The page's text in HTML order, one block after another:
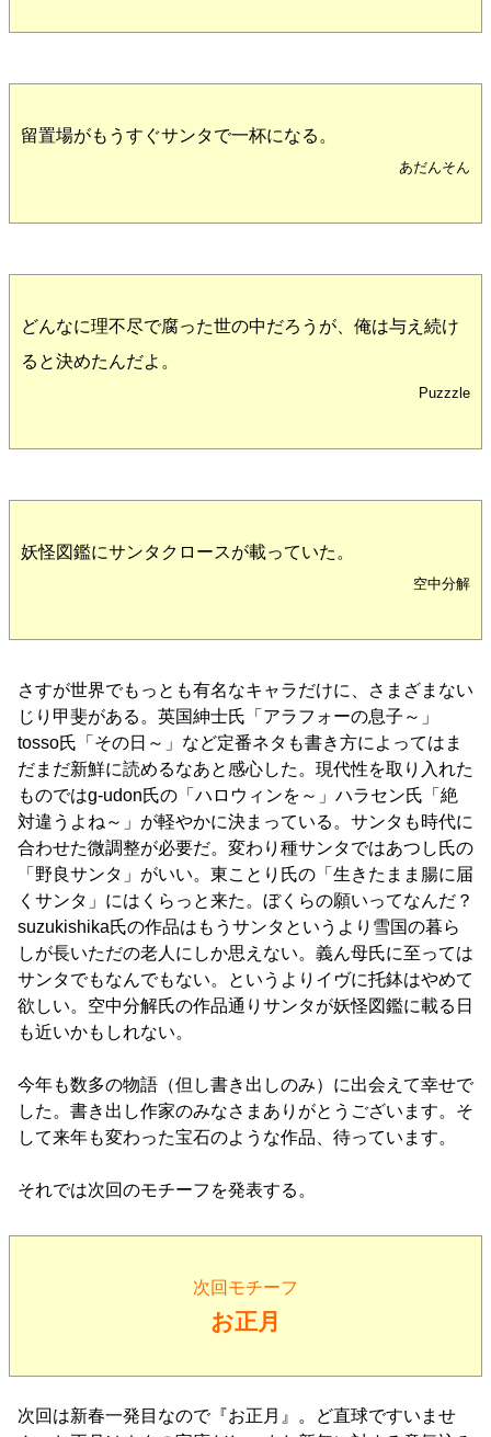
留置場がもうすぐサンタで一杯になる。
あだんそん
どんなに理不尽で腐った世の中だろうが、俺は与え続け
ると決めたんだよ。
Puzzzle
妖怪図鑑にサンタクロースが載っていた。
空中分解
さすが世界でもっとも有名なキャラだけに、さまざまない
じり甲斐がある。英国紳士氏「アラフォーの息子～」
tosso氏「その日～」など定番ネタも書き方によってはま
だまだ新鮮に読めるなあと感心した。現代性を取り入れた
ものではg-udon氏の「ハロウィンを～」ハラセン氏「絶
対違うよね～」が軽やかに決まっている。サンタも時代に
合わせた微調整が必要だ。変わり種サンタではあつし氏の
「野良サンタ」がいい。東ことり氏の「生きたまま腸に届
くサンタ」にはくらっと来た。ぼくらの願いってなんだ？
suzukishika氏の作品はもうサンタというより雪国の暮ら
しが長いただの老人にしか思えない。義ん母氏に至っては
サンタでもなんでもない。というよりイヴに托鉢はやめて
欲しい。空中分解氏の作品通りサンタが妖怪図鑑に載る日
も近いかもしれない。
今年も数多の物語（但し書き出しのみ）に出会えて幸せで
した。書き出し作家のみなさまありがとうございます。そ
して来年も変わった宝石のような作品、待っています。
それでは次回のモチーフを発表する。
次回モチーフ
お正月
次回は新春一発目なので『お正月』。ど直球ですいませ